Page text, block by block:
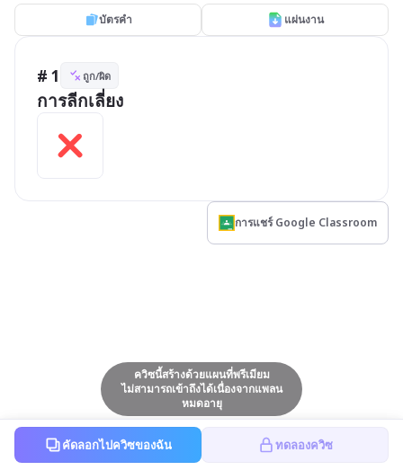
บัตรคำ แผ่นงาน
# 1 ถูก/ผิด
การแชร์ Google Classroom
ควิซนี้สร้างด้วยแผนที่พรีเมียม
ไม่สามารถเข้าถึงได้เนื่องจากแพลน
หมดอายุ
คัดลอกไปควิซของฉัน ทดลองควิซ